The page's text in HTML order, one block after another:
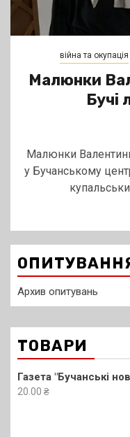
війна та окупація
Малюнки
Бучі
Малюнки
у Бучанському
Архив опитувань
ТОВАРИ
Газета "Бучанські
20.00 ₴